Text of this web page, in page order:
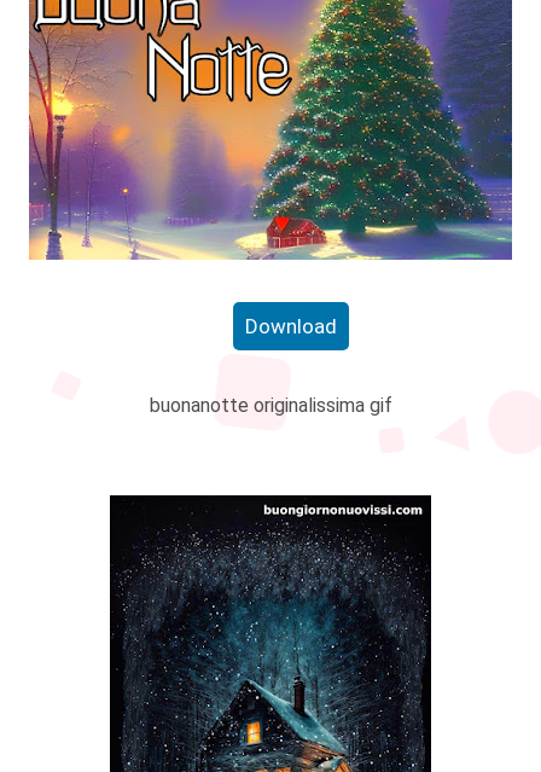
Download
buonanotte originalissima gif